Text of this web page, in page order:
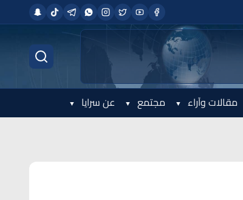
مقالات وآراء مجتمع عن سرايا